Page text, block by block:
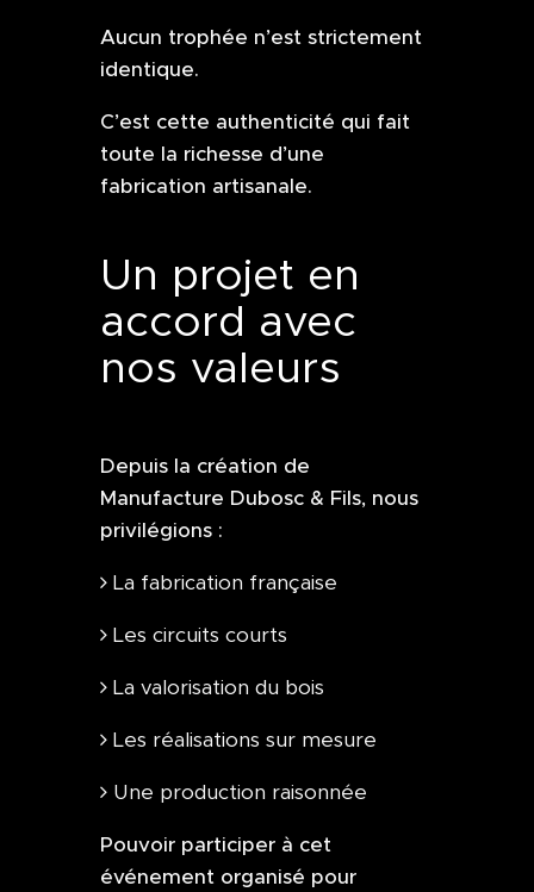
Aucun trophée n’est strictement
identique.
C’est cette authenticité qui fait
toute la richesse d’une
fabrication artisanale.
Un projet en
accord avec
nos valeurs
Depuis la création de
Manufacture Dubosc & Fils, nous
privilégions :
La fabrication française
Les circuits courts
La valorisation du bois
Les réalisations sur mesure
Une production raisonnée
Pouvoir participer à cet
événement organisé pour